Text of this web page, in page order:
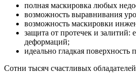
полная маскировка любых
возможность выравнивания
возможность маскировки
защита от протечек и залитий:
деформаций;
идеально гладкая
Сотни тысяч счастливых